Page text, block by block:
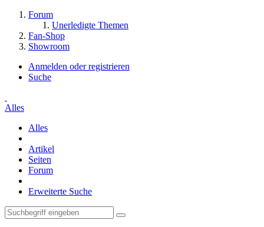
Forum
Unerledigte Themen
Fan-Shop
Showroom
Anmelden oder registrieren
Suche
Alles
Alles
Artikel
Seiten
Forum
Erweiterte Suche